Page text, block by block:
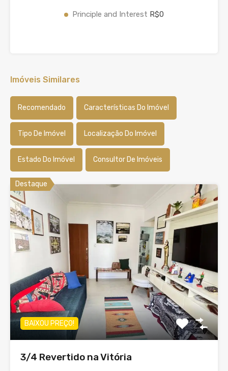
Principle and Interest R$0
Imóveis Similares
Recomendado Características Do Imóvel
Tipo De Imóvel Localização Do Imóvel
Estado Do Imóvel Consultor De Imóveis
Destaque
BAIXOU PREÇO!
3/4 Revertido na Vitória